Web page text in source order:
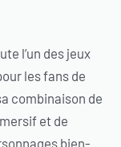
l’un des jeux
les fans de
combinaison de
et de
bien-